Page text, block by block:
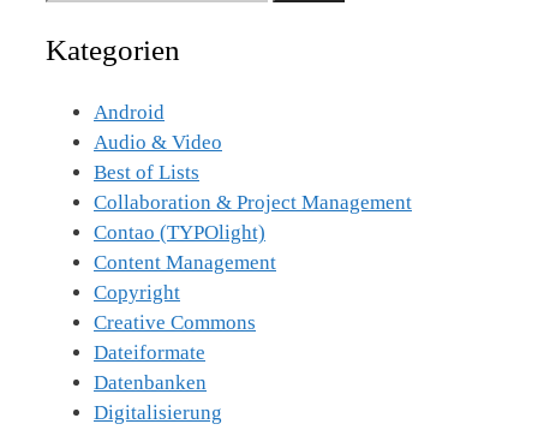
Kategorien
Android
Audio & Video
Best of Lists
Collaboration & Project Management
Contao (TYPOlight)
Content Management
Copyright
Creative Commons
Dateiformate
Datenbanken
Digitalisierung